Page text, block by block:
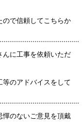
ので信頼してこちらか
んに工事を依頼いただ
のアドバイスをして
憚のないご意見を頂戴